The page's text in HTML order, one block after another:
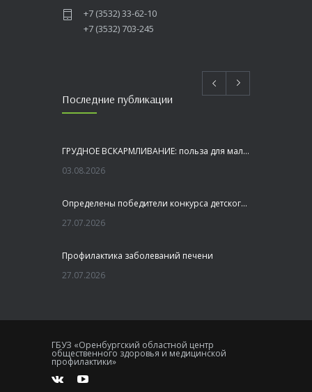
+7 (3532) 33-62-10
+7 (3532) 703-245
Последние публикации
ГРУДНОЕ ВСКАРМЛИВАНИЕ: польза для малыша и мамы
03.08.2026
Определены победители конкурса детского рисунка «Я шагаю по Оренбуржью»
27.07.2026
Профилактика заболеваний печени
27.07.2026
Как сохранить здоровье головного мозга
20.07.2026
ГБУЗ «Оренбургский областной центр
общественного здоровья и медицинской
профилактики»